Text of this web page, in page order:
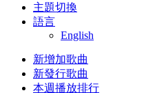
主題切換
語言
English
新增加歌曲
新發行歌曲
本週播放排行